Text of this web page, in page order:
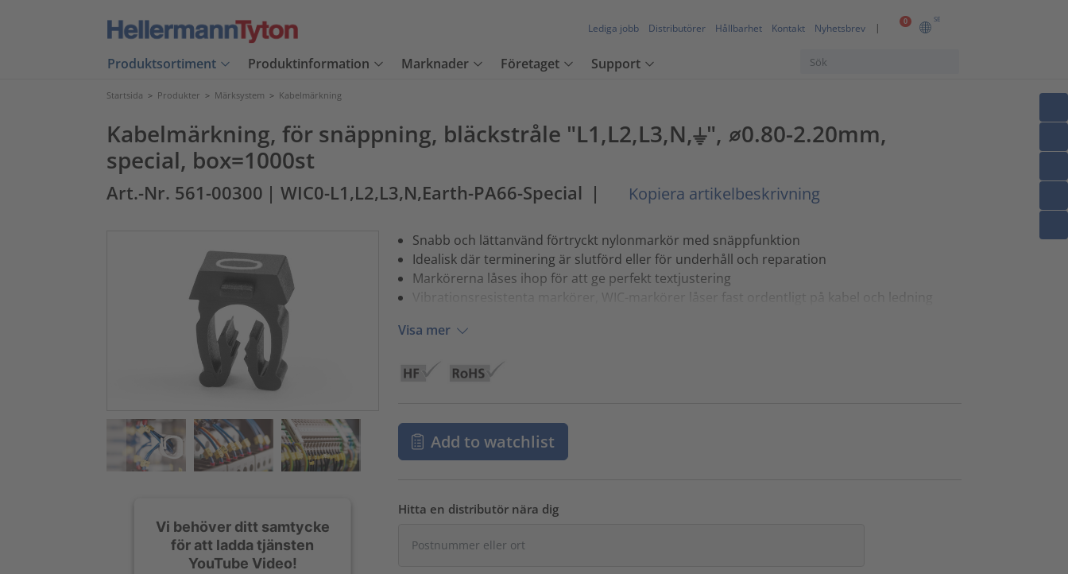
0 SE
Lediga jobb Distributörer Hållbarhet Kontakt Nyhetsbrev
Produktsortiment Produktinformation Marknader Företaget Support
Startsida > Produkter > Märksystem > Kabelmärkning
Kabelmärkning, för snäppning, bläckstråle "L1,L2,L3,N,⏚", ⌀0.80-2.20mm,
special, box=1000st
Art.-Nr. 561-00300 | WIC0-L1,L2,L3,N,Earth-PA66-Special | Kopiera artikelbeskrivning
Vi behöver ditt samtycke
för att ladda tjänsten
YouTube Video!
Snabb och lättanvänd förtryckt nylonmarkör med snäppfunktion
Idealisk där terminering är slutförd eller för underhåll och reparation
Markörerna låses ihop för att ge perfekt textjustering
Vibrationsresistenta markörer, WIC-markörer låser fast ordentligt på kabel och ledning
Visa mer
Add to watchlist
Hitta en distributör nära dig